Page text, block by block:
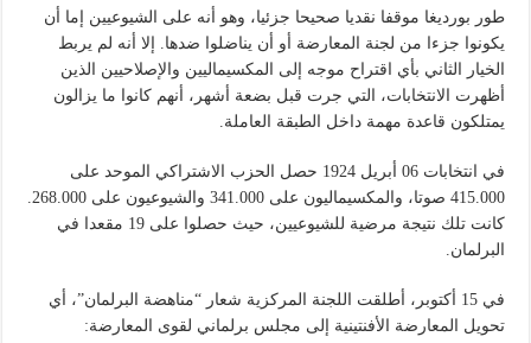
طور بورديغا موقفا نقديا صحيحا جزئيا، وهو أنه على الشيوعيين إما أن
يكونوا جزءا من لجنة المعارضة أو أن يناضلوا ضدها. إلا أنه لم يربط
الخيار الثاني بأي اقتراح موجه إلى المكسيماليين والإصلاحيين الذين
أظهرت الانتخابات، التي جرت قبل بضعة أشهر، أنهم كانوا ما يزالون
يمتلكون قاعدة مهمة داخل الطبقة العاملة.
في انتخابات 06 أبريل 1924 حصل الحزب الاشتراكي الموحد على
كانت تلك نتيجة مرضية للشيوعيين، حيث حصلوا على 19 مقعدا في
البرلمان.
في 15 أكتوبر، أطلقت اللجنة المركزية شعار “مناهضة البرلمان”، أي
تحويل المعارضة الأفنتينية إلى مجلس برلماني لقوى المعارضة: